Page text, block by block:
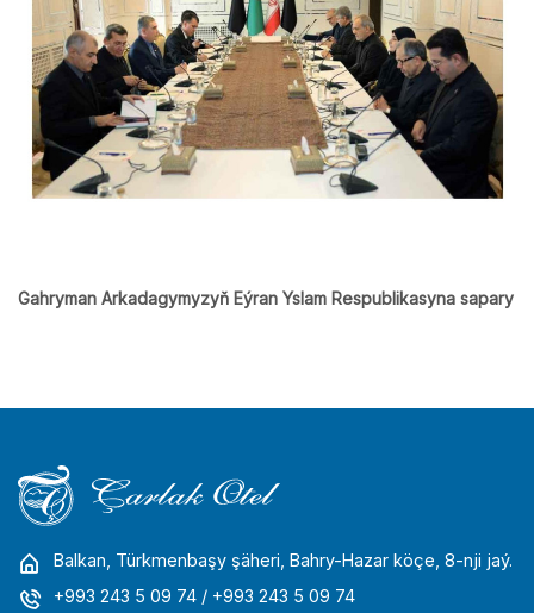
Gahryman Arkadagymyzyň Eýran Yslam Respublikasyna sapary
Balkan, Türkmenbaşy şäheri, Bahry-Hazar köçe, 8-nji jaý.
+993 243 5 09 74 / +993 243 5 09 74